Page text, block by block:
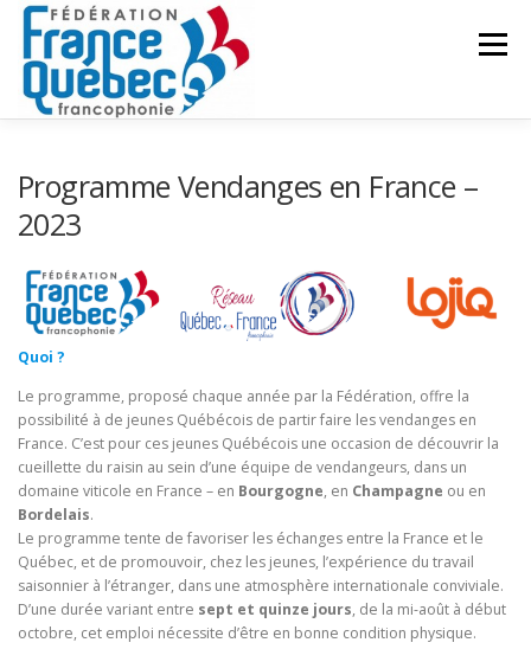
Aller
contenu
Menu
INTRANET
Programme Vendanges en France –
2023
Quoi ?
Le programme, proposé chaque année par la Fédération, offre la
possibilité à de jeunes Québécois de partir faire les vendanges en
France. C’est pour ces jeunes Québécois une occasion de découvrir la
cueillette du raisin au sein d’une équipe de vendangeurs, dans un
domaine viticole en France – en Bourgogne, en Champagne ou en
Bordelais.
Le programme tente de favoriser les échanges entre la France et le
Québec, et de promouvoir, chez les jeunes, l’expérience du travail
saisonnier à l’étranger, dans une atmosphère internationale conviviale.
D’une durée variant entre sept et quinze jours, de la mi-août à début
octobre, cet emploi nécessite d’être en bonne condition physique.